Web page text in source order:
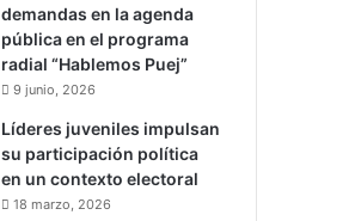
demandas en la agenda
pública en el programa
radial “Hablemos Puej”
9 junio, 2026
Líderes juveniles impulsan
su participación política
en un contexto electoral
18 marzo, 2026